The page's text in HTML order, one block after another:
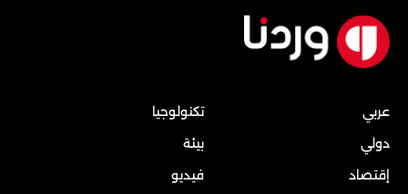
عربي
دولي
إقتصاد
تكنولوجيا
بيئة
فيديو